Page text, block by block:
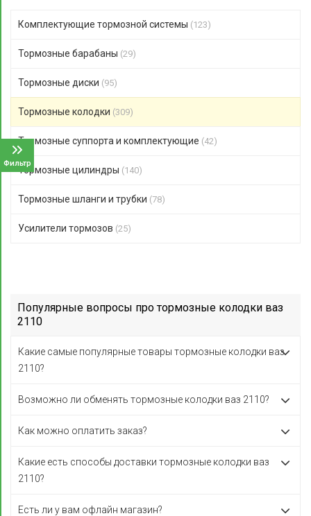
Фильтр
Комплектующие тормозной системы (123)
Тормозные барабаны (29)
Тормозные диски (95)
Тормозные колодки (309)
Тормозные суппорта и комплектующие (42)
Тормозные цилиндры (140)
Тормозные шланги и трубки (78)
Усилители тормозов (25)
Популярные вопросы про тормозные колодки ваз
2110
Какие самые популярные товары тормозные колодки ваз
2110?
Возможно ли обменять тормозные колодки ваз 2110?
Как можно оплатить заказ?
Какие есть способы доставки тормозные колодки ваз
2110?
Есть ли у вам офлайн магазин?